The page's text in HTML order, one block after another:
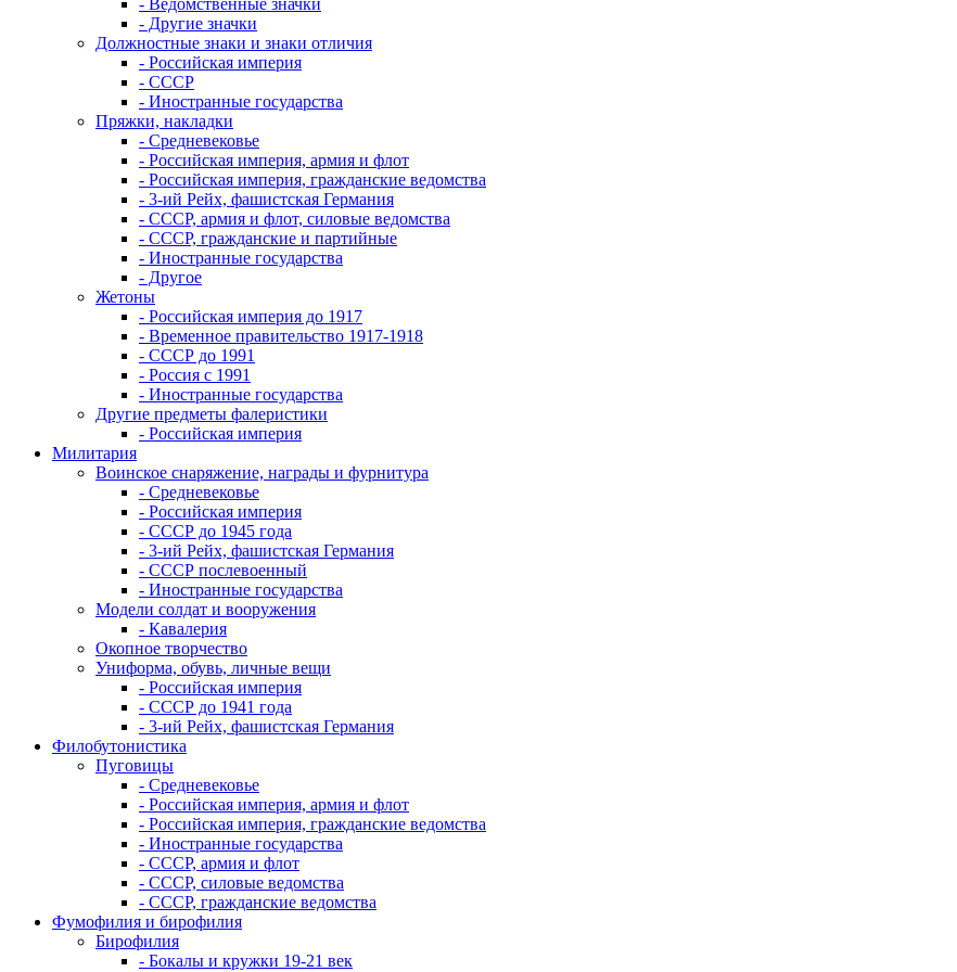
- Ведомственные значки
- Другие значки
Должностные знаки и знаки отличия
- Российская империя
- СССР
- Иностранные государства
Пряжки, накладки
- Средневековье
- Российская империя, армия и флот
- Российская империя, гражданские ведомства
- 3-ий Рейх, фашистская Германия
- СССР, армия и флот, силовые ведомства
- СССР, гражданские и партийные
- Иностранные государства
- Другое
Жетоны
- Российская империя до 1917
- Временное правительство 1917-1918
- СССР до 1991
- Россия с 1991
- Иностранные государства
Другие предметы фалеристики
- Российская империя
Милитария
Воинское снаряжение, награды и фурнитура
- Средневековье
- Российская империя
- СССР до 1945 года
- 3-ий Рейх, фашистская Германия
- СССР послевоенный
- Иностранные государства
Модели солдат и вооружения
- Кавалерия
Окопное творчество
Униформа, обувь, личные вещи
- Российская империя
- СССР до 1941 года
- 3-ий Рейх, фашистская Германия
Филобутонистика
Пуговицы
- Средневековье
- Российская империя, армия и флот
- Российская империя, гражданские ведомства
- Иностранные государства
- СССР, армия и флот
- СССР, силовые ведомства
- СССР, гражданские ведомства
Фумофилия и бирофилия
Бирофилия
- Бокалы и кружки 19-21 век